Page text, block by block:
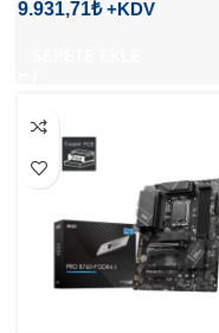
9.931,71₺